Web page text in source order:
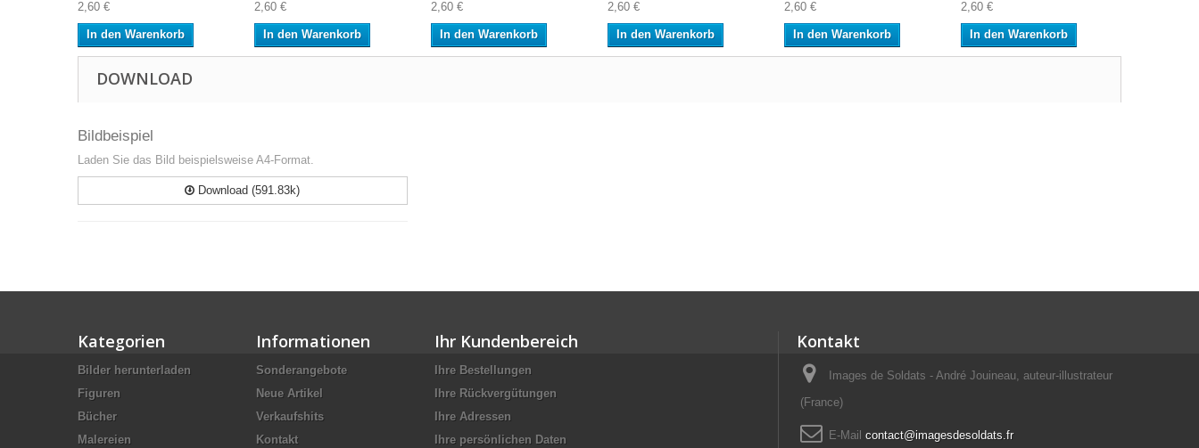
2,60 €
In den Warenkorb
2,60 €
In den Warenkorb
2,60 €
In den Warenkorb
2,60 €
In den Warenkorb
2,60 €
In den Warenkorb
2,60 €
In den Warenkorb
DOWNLOAD
Bildbeispiel
Laden Sie das Bild beispielsweise A4-Format.
Download (591.83k)
Kategorien
Bilder herunterladen
Figuren
Bücher
Malereien
Informationen
Sonderangebote
Neue Artikel
Verkaufshits
Kontakt
Ihr Kundenbereich
Ihre Bestellungen
Ihre Rückvergütungen
Ihre Adressen
Ihre persönlichen Daten
Kontakt
Images de Soldats - André Jouineau, auteur-illustrateur
(France)
E-Mail contact@imagesdesoldats.fr